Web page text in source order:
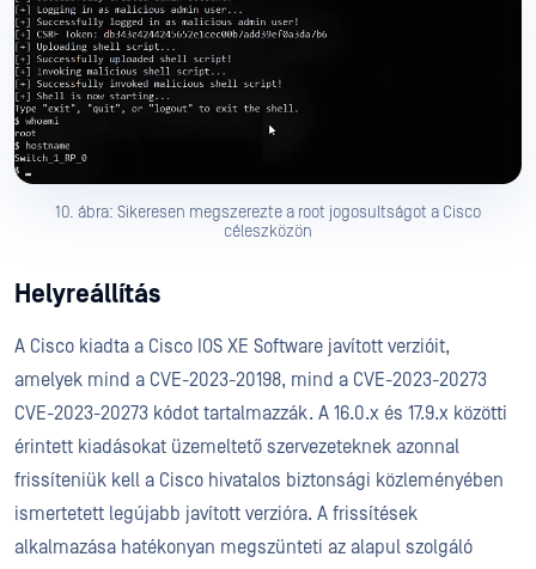
10. ábra: Sikeresen megszerezte a root jogosultságot a Cisco
céleszközön
Helyreállítás
A Cisco kiadta a Cisco IOS XE Software javított verzióit,
amelyek mind a CVE-2023-20198, mind a CVE-2023-20273
CVE-2023-20273 kódot tartalmazzák. A 16.0.x és 17.9.x közötti
érintett kiadásokat üzemeltető szervezeteknek azonnal
frissíteniük kell a Cisco hivatalos biztonsági közleményében
ismertetett legújabb javított verzióra. A frissítések
alkalmazása hatékonyan megszünteti az alapul szolgáló